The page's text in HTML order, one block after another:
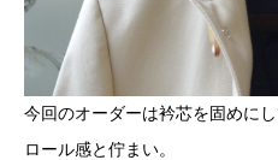
今回のオーダーは衿芯を固めに
ロール感と佇まい。